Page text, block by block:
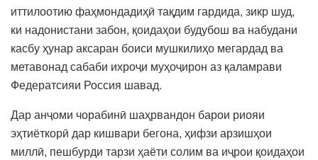
иттилоотию фаҳмондадиҳӣ тақдим гардида, зикр шуд,
ки надонистани забон, қоидаҳои будубош ва набудани
касбу ҳунар аксаран боиси мушкилиҳо мегардад ва
метавонад сабаби ихроҷи муҳоҷирон аз қаламрави
Федератсияи Россия шавад.
Дар анҷоми чорабинӣ шаҳрвандон барои риояи
эҳтиёткорӣ дар кишвари бегона, ҳифзи арзишҳои
миллӣ, пешбурди тарзи ҳаёти солим ва иҷрои қоидаҳои